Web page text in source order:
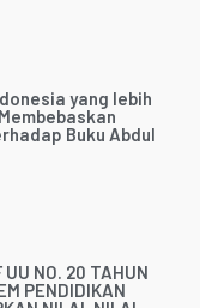
yang lebih
Buku Abdul
NO. 20 TAHUN
PENDIDIKAN